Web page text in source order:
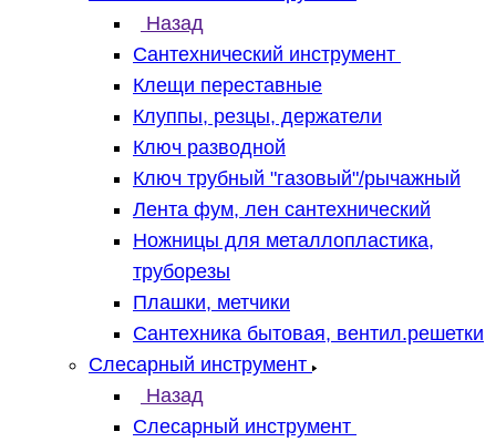
Назад
Сантехнический инструмент
Клещи переставные
Клуппы, резцы, держатели
Ключ разводной
Ключ трубный "газовый"/рычажный
Лента фум, лен сантехнический
Ножницы для металлопластика,
труборезы
Плашки, метчики
Сантехника бытовая, вентил.решетки
Слесарный инструмент
Назад
Слесарный инструмент